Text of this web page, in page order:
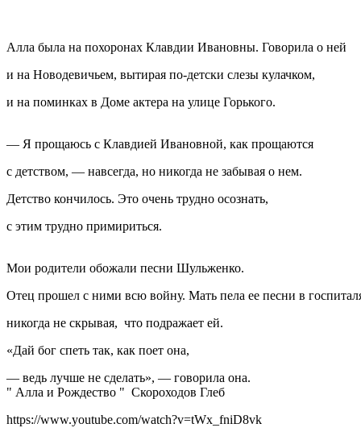
Алла была на похоронах Клавдии Ивановны. Говорила о ней
и на Новодевичьем, вытирая по-детски слезы кулачком,
и на поминках в Доме актера на улице Горького.
— Я прощаюсь с Клавдией Ивановной, как прощаются
с детством, — навсегда, но никогда не забывая о нем.
Детство кончилось. Это очень трудно осознать,
с этим трудно примириться.
Мои родители обожали песни Шульженко.
Отец прошел с ними всю войну. Мать пела ее песни в
никогда не скрывая, что подражает ей.
«Дай бог спеть так, как поет она,
— ведь лучше не сделать», — говорила она.
" Алла и Рождество " Скороходов Глеб
https://www.youtube.com/watch?v=tWx_fniD8vk